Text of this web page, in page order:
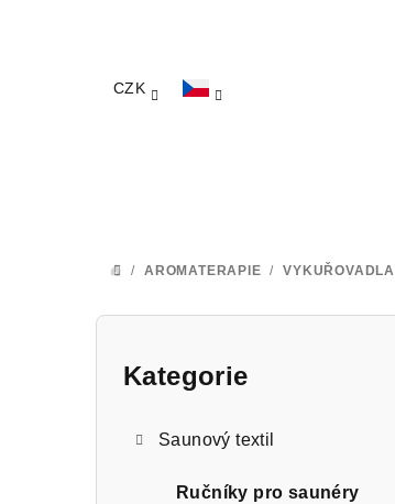
CZK
DOMŮ
/ AROMATERAPIE / VYKUŘOVADLA
Přeskočit
Kategorie
Saunový textil
Ručníky pro saunéry